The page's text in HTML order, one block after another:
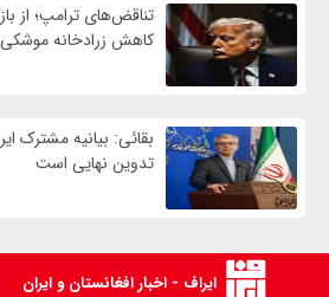
تناقض‌های ترامپ؛ از
کاهش زرادخانه موشکی
بقائی: بیانیه مشترک
تدوین نهایی است
ایراف - اخبار افغانستان و ایران